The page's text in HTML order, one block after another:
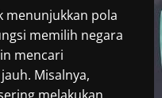
menunjukkan pola
memilih negara
mencari
Misalnya,